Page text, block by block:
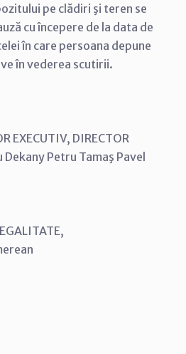
pe clădiri şi teren se
cu începere de la data de
în care persoana depune
în vederea scutirii.
EXECUTIV, DIRECTOR
Dekany Petru Tamaş Pavel